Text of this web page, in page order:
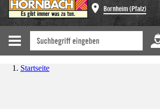
Bornheim (Pfalz)
Startseite